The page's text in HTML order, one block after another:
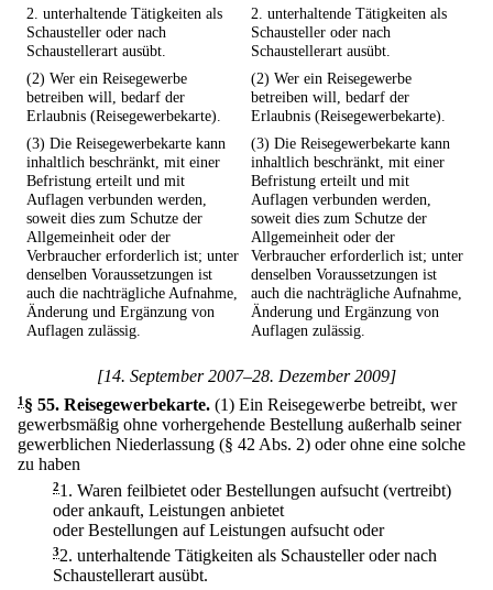
2. unterhaltende Tätigkeiten als
Schausteller oder nach
Schaustellerart ausübt.
2. unterhaltende Tätigkeiten als
Schausteller oder nach
Schaustellerart ausübt.
(2) Wer ein Reisegewerbe
betreiben will, bedarf der
Erlaubnis (Reisegewerbekarte).
(2) Wer ein Reisegewerbe
betreiben will, bedarf der
Erlaubnis (Reisegewerbekarte).
(3) Die Reisegewerbekarte kann
inhaltlich beschränkt, mit einer
Befristung erteilt und mit
Auflagen verbunden werden,
soweit dies zum Schutze der
Allgemeinheit oder der
Verbraucher erforderlich ist; unter
denselben Voraussetzungen ist
auch die nachträgliche Aufnahme,
Änderung und Ergänzung von
Auflagen zulässig.
(3) Die Reisegewerbekarte kann
inhaltlich beschränkt, mit einer
Befristung erteilt und mit
Auflagen verbunden werden,
soweit dies zum Schutze der
Allgemeinheit oder der
Verbraucher erforderlich ist; unter
denselben Voraussetzungen ist
auch die nachträgliche Aufnahme,
Änderung und Ergänzung von
Auflagen zulässig.
[14. September 2007–28. Dezember 2009]
1§ 55. Reisegewerbekarte. (1) Ein Reisegewerbe betreibt, wer
gewerbsmäßig ohne vorhergehende Bestellung außerhalb seiner
gewerblichen Niederlassung (§ 42 Abs. 2) oder ohne eine solche
zu haben
21. Waren feilbietet oder Bestellungen aufsucht (vertreibt)
oder ankauft, Leistungen anbietet
oder Bestellungen auf Leistungen aufsucht oder
32. unterhaltende Tätigkeiten als Schausteller oder nach
Schaustellerart ausübt.